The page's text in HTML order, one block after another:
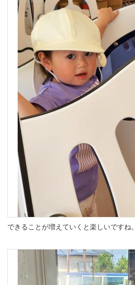
できることが増えていくと楽しいですね。